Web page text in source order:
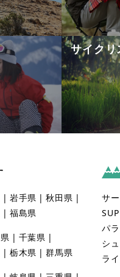
サイク
岩手県
秋田県
福島県
千葉県
栃木県 群馬県
サ
SUP
パ
シ
ラ